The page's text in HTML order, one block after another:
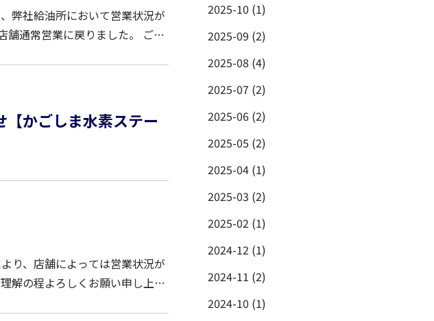
弊社給油所において営業状況が
かごしま水素ステー
2025-10 (1)
2025-09 (2)
2025-08 (4)
2025-07 (2)
2025-06 (2)
2025-05 (2)
2025-04 (1)
2025-03 (2)
2025-02 (1)
2024-12 (1)
2024-11 (2)
2024-10 (1)